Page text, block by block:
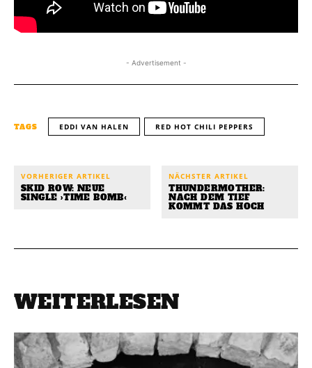
- Advertisement -
TAGS EDDI VAN HALEN RED HOT CHILI PEPPERS
VORHERIGER ARTIKEL
SKID ROW: NEUE
SINGLE ›TIME BOMB‹
NÄCHSTER ARTIKEL
THUNDERMOTHER:
NACH DEM TIEF
KOMMT DAS HOCH
WEITERLESEN